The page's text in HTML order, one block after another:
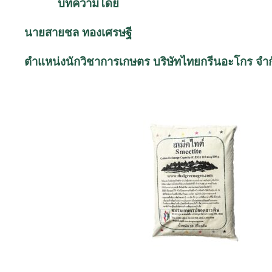
บทความโดย
นายสายชล ทองเศรษฐี
ตำแหน่งนักวิชาการเกษตร บริษัทไทยกรีนอะโกร จำ